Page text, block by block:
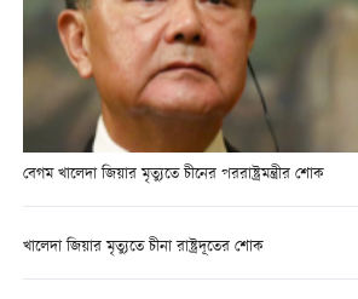
বেগম খালেদা জিয়ার মৃত্যুতে চীনের পররাষ্ট্রমন্ত্রীর শোক
খালেদা জিয়ার মৃত্যুতে চীনা রাষ্ট্রদূতের শোক